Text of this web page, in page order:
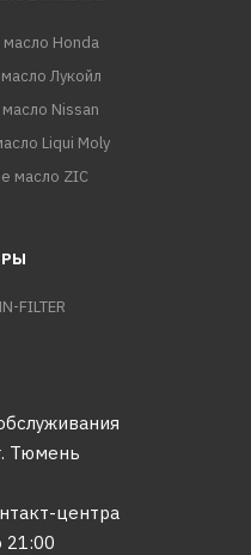
Honda
Лукойл
Nissan
Liqui Moly
масло ZIC
FILTER
Тюмень
центра
21:00